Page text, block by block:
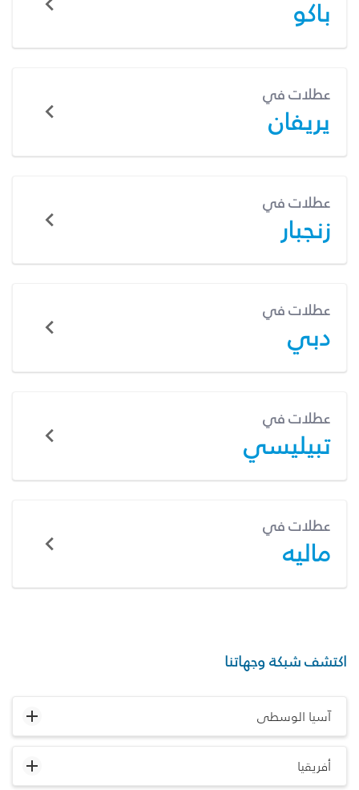
باكو
عطلات في
يريفان
عطلات في
زنجبار
عطلات في
دبي
عطلات في
تبيليسي
عطلات في
ماليه
اكتشف شبكة وجهاتنا
آسيا الوسطى
أفريقيا